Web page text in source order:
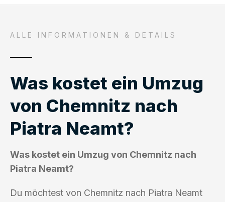
ALLE INFORMATIONEN & DETAILS
Was kostet ein Umzug
von Chemnitz nach
Piatra Neamt?
Was kostet ein Umzug von Chemnitz nach
Piatra Neamt?
Du möchtest von Chemnitz nach Piatra Neamt